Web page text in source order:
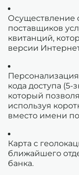
Осуществление
поставщиков
квитанций,
версии
кода доступа
который
используя
вместо имени
Карта с
ближайшего
банка.